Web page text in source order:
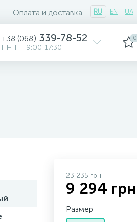
Оплата и доставка RU EN UA
+38 (068) 339-78-52
ПН-ПТ 9:00-17:30
0
23 235 грн
9 294 грн
Размер